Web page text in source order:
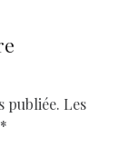
publiée. Les
*